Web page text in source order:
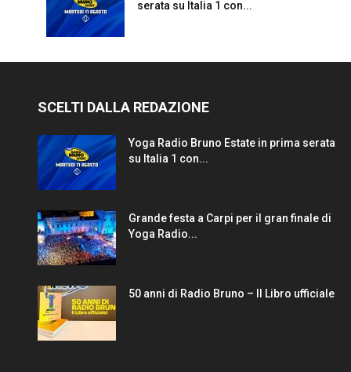
serata su Italia 1 con...
SCELTI DALLA REDAZIONE
Yoga Radio Bruno Estate in prima serata
su Italia 1 con...
Grande festa a Carpi per il gran finale di
Yoga Radio...
50 anni di Radio Bruno – Il Libro ufficiale